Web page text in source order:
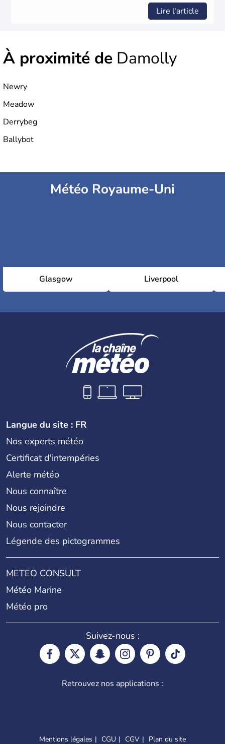
Lire l'article
À proximité de Damolly
Newry
Meadow
Derrybeg
Ballybot
Météo Royaume-Uni
Glasgow Liverpool
Langue du site : FR
Nos experts météo
Certificat d'intempéries
Alerte météo
Nous connaître
Nous rejoindre
Nous contacter
Légende des pictogrammes
METEO CONSULT
Météo Marine
Météo pro
Suivez-nous :
Retrouvez nos applications :
Mentions légales CGU CGV Plan du site